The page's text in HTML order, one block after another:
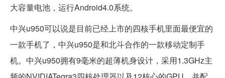
大容量电池，运行Android4.0系统。
中兴u950可以说是目前已经上市的四核手机里面最便宜的
一款手机了，中兴u950是和北斗合作的一款移动定制手
机。中兴u950拥有9毫米的超薄机身设计，采用1.3GHz主